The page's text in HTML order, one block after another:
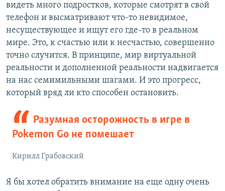
видеть много подростков, которые смотрят в свой
телефон и высматривают что-то невидимое,
несуществующее и ищут его где-то в реальном
мире. Это, к счастью или к несчастью, совершенно
точно случится. В принципе, мир виртуальной
реальности и дополненной реальности надвигается
на нас семимильными шагами. И это прогресс,
который вряд ли кто способен остановить.
Разумная осторожность в игре в
Pokemon Go не помешает
Кирилл Грабовский
Я бы хотел обратить внимание на еще одну очень